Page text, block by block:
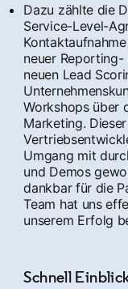
Dazu zählte die
Service-Level-
neuer
neuen Lead
Workshops über
Marketing.
Umgang mit
und Demos
dankbar für die
Team hat uns
unserem Erfolg
Schnell